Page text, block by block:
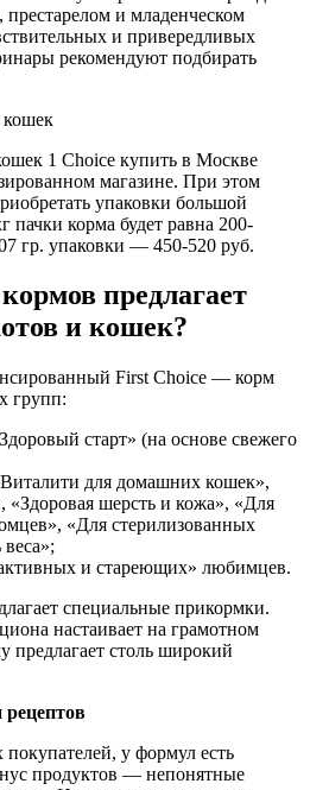
и младенческом
и привередливых
рекомендуют подбирать
1 Choice купить в Москве
магазине. При этом
упаковки большой
пачки корма будет равна 200-
гр. упаковки — 450-520 руб.
предлагает
и кошек?
First Choice — корм
групп:
старт» (на основе свежего
для домашних кошек»,
«Здоровая шерсть и кожа», «Для
«Для стерилизованных
и стареющих» любимцев.
специальные прикормки.
настаивает на грамотном
предлагает столь широкий
у формул есть
продуктов — непонятные